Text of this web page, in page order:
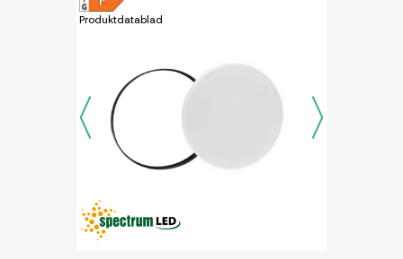
Produktdatablad